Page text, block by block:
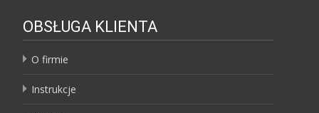
OBSŁUGA KLIENTA
O firmie
Instrukcje